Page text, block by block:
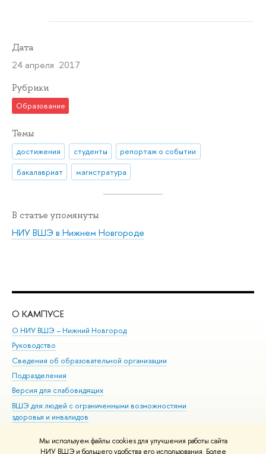
Мы используем файлы cookies для улучшения работы сайта
НИУ ВШЭ и большего удобства его использования. Более
Дата
24 апреля 2017
Рубрики
Образование
Темы
достижения студенты
репортаж о событии
бакалавриат
магистратура
В статье упомянуты
НИУ ВШЭ в Нижнем Новгороде
О КАМПУСЕ
О НИУ ВШЭ – Нижний Новгород
Руководство
Сведения об образовательной организации
Подразделения
Версия для слабовидящих
ВШЭ для людей с ограниченными возможностями
здоровья и инвалидов